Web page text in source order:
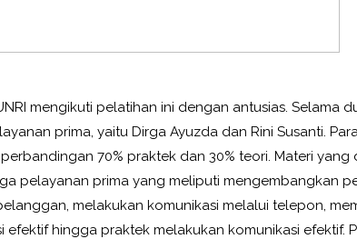
mengikuti pelatihan ini dengan antusias. Selama
prima, yaitu Dirga Ayuzda dan Rini Susanti.
70% praktek dan 30% teori. Materi yang
pelayanan prima yang meliputi mengembangkan
melakukan komunikasi melalui telepon,
efektif hingga praktek melakukan komunikasi